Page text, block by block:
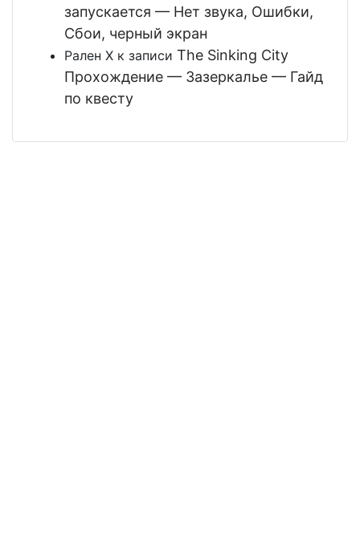
запускается — Нет звука, Ошибки,
Сбои, черный экран
Рален Х к записи The Sinking City
Прохождение — Зазеркалье — Гайд
по квесту